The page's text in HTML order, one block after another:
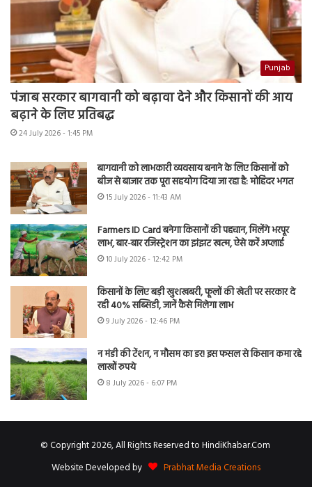
Punjab
पंजाब सरकार बागवानी को बढ़ावा देने और किसानों की आय
बढ़ाने के लिए प्रतिबद्ध
24 July 2026 - 1:45 PM
बागवानी को लाभकारी व्यवसाय बनाने के लिए किसानों को
बीज से बाजार तक पूरा सहयोग दिया जा रहा है: मोहिंदर भगत
15 July 2026 - 11:43 AM
Farmers ID Card बनेगा किसानों की पहचान, मिलेंगे भरपूर
लाभ, बार-बार रजिस्ट्रेशन का झंझट खत्म, ऐसे करें अप्लाई
10 July 2026 - 12:42 PM
किसानों के लिए बड़ी खुशखबरी, फूलों की खेती पर सरकार दे
रही 40% सब्सिडी, जानें कैसे मिलेगा लाभ
9 July 2026 - 12:46 PM
न मंडी की टेंशन, न मौसम का डर! इस फसल से किसान कमा रहे
लाखों रुपये
8 July 2026 - 6:07 PM
© Copyright 2026, All Rights Reserved to HindiKhabar.Com
Website Developed by
Prabhat Media Creations